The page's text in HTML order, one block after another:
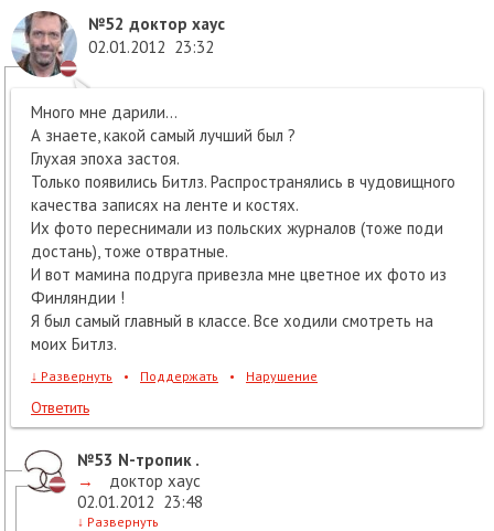
№52 доктор хаус
02.01.2012 23:32
Много мне дарили...
А знаете, какой самый лучший был ?
Глухая эпоха застоя.
Только появились Битлз. Распространялись в чудовищного
качества записях на ленте и костях.
Их фото переснимали из польских журналов (тоже поди
достань), тоже отвратные.
И вот мамина подруга привезла мне цветное их фото из
Финляндии !
Я был самый главный в классе. Все ходили смотреть на
моих Битлз.
↓ Развернуть • Поддержать • Нарушение
Ответить
№53 N-тропик .
→
доктор хаус
02.01.2012 23:48
↓ Развернуть